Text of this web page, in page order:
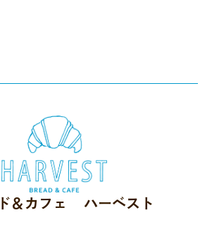
＆カフェ ハーベスト